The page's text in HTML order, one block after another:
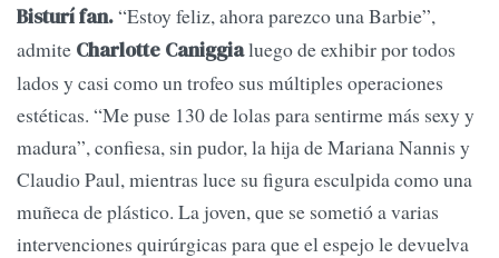
Bisturí fan.“Estoy feliz, ahora parezco una Barbie”,
admite Charlotte Caniggialuego de exhibir por todos
lados y casi como un trofeo sus múltiples operaciones
estéticas. “Me puse 130 de lolas para sentirme más sexy y
madura”, confiesa, sin pudor, la hija de Mariana Nannis y
Claudio Paul, mientras luce su figura esculpida como una
muñeca de plástico. La joven, que se sometió a varias
intervenciones quirúrgicas para que el espejo le devuelva